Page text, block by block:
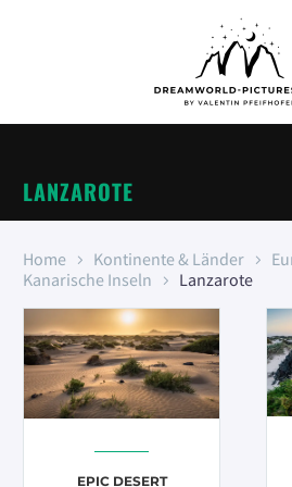
LANZAROTE
Home Kontinente & Länder
Kanarische Inseln
Lanzarote
EPIC DESERT